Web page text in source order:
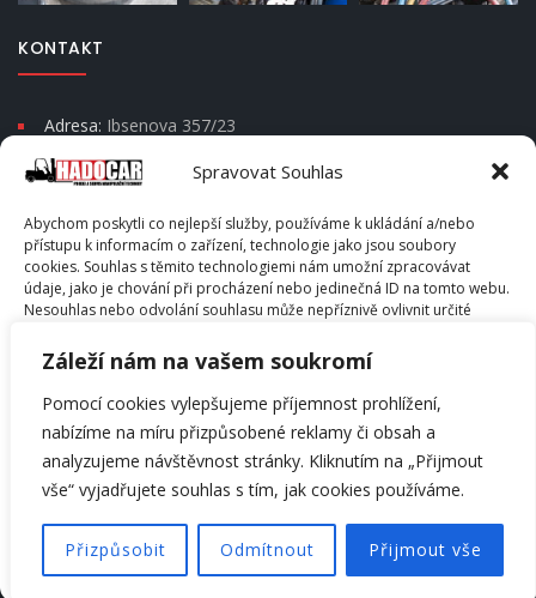
Záleží nám na vašem soukromí
Pomocí cookies vylepšujeme příjemnost prohlížení,
nabízíme na míru přizpůsobené reklamy či obsah a
analyzujeme návštěvnost stránky. Kliknutím na „Přijmout
vše“ vyjadřujete souhlas s tím, jak cookies používáme.
Přizpůsobit Odmítnout Přijmout vše
Spravovat Souhlas
Abychom poskytli co nejlepší služby, používáme k ukládání a/nebo
přístupu k informacím o zařízení, technologie jako jsou soubory
cookies. Souhlas s těmito technologiemi nám umožní zpracovávat
údaje, jako je chování při procházení nebo jedinečná ID na tomto webu.
Nesouhlas nebo odvolání souhlasu může nepříznivě ovlivnit určité
PŘÍJMOUT
ODMÍTNOUT
ZOBRAZIT PŘEDVOLBY
KONTAKT
Adresa: Ibsenova 357/23
Moravská Ostrava a Přívoz
Psč 702 00
Telefon: +420 604 666 202
E-mail: info@hadocar.cz
Skype: info@hadocar.cz
© Hadocar s.r.o. - All Rights Reserved. Copyright © 2014 -
2026
SOUKROMÍ